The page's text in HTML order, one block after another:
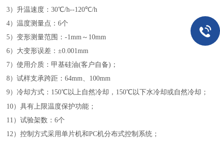
3）升温速度：30℃/h--120℃/h
4）温度测量点：6个
5）变形测量范围：-1mm ～10mm
6）大变形误差：±0.001mm
7）使用介质：甲基硅油(客户自备) ；
8）试样支承跨距：64mm、 100mm
9）冷却方式： 150℃以上自然冷却， 150℃以下水冷却或自然冷却；
10）具有上限温度保护功能；
11 ）试验架数：6个
12）控制方式采用单片机和PC机分布式控制系统；